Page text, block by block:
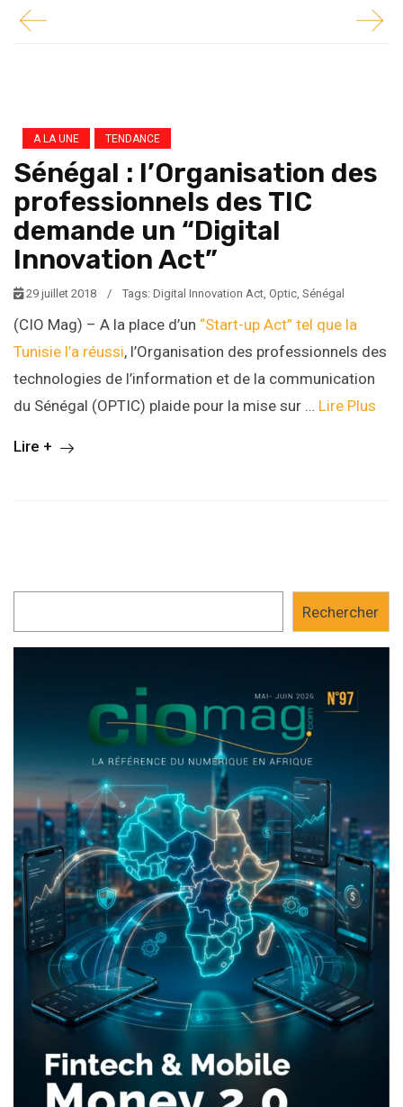
A LA UNE TENDANCE
Sénégal : l’Organisation des
professionnels des TIC
demande un “Digital
Innovation Act”
29 juillet 2018 / Tags: Digital Innovation Act, Optic, Sénégal
(CIO Mag) – A la place d’un “Start-up Act” tel que la
Tunisie l’a réussi, l’Organisation des professionnels des
technologies de l’information et de la communication
du Sénégal (OPTIC) plaide pour la mise sur … Lire Plus
Lire +
Rechercher